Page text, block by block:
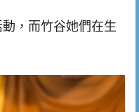
，而竹谷她們在生